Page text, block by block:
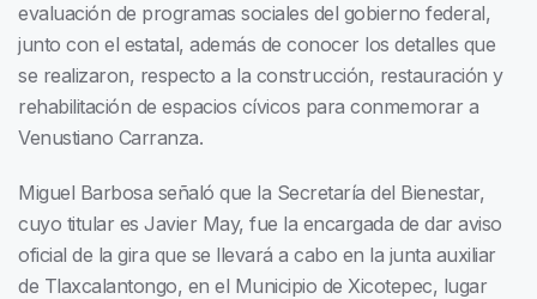
evaluación de programas sociales del gobierno federal,
junto con el estatal, además de conocer los detalles que
se realizaron, respecto a la construcción, restauración y
rehabilitación de espacios cívicos para conmemorar a
Venustiano Carranza.
Miguel Barbosa señaló que la Secretaría del Bienestar,
cuyo titular es Javier May, fue la encargada de dar aviso
oficial de la gira que se llevará a cabo en la junta auxiliar
de Tlaxcalantongo, en el Municipio de Xicotepec, lugar